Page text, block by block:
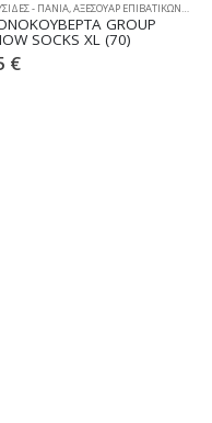
- ΠΑΝΙΑ,ΑΞΕΣΟΥΑΡ ΕΠΙΒΑΤΙΚΩΝ,
GROUP
SOCKS XL (70)
€